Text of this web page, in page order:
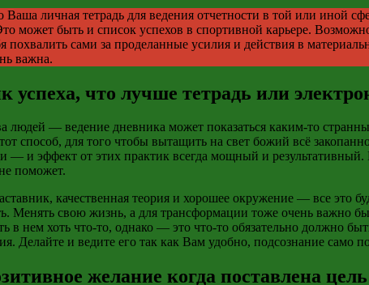
Ваша личная тетрадь для ведения отчетности в той или иной
может быть и список успехов в спортивной карьере.
похвалить сами за проделанные усилия и действия в
важна.
успеха, что лучше тетрадь или
людей — ведение дневника может показаться каким-то
способ, для того чтобы вытащить на свет божий всё
— и эффект от этих практик всегда мощный и результативный.
поможет.
качественная теория и хорошее окружение — все это
Менять свою жизнь, а для трансформации тоже очень важно
в нем хоть что-то, однако — это что-то обязательно должно
Делайте и ведите его так как Вам удобно, подсознание само
желание когда поставлена